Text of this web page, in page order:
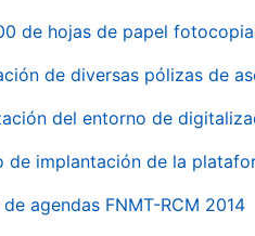
de hojas de papel
de diversas pólizas de
del entorno de
de implantación de la
agendas FNMT-RCM 2014